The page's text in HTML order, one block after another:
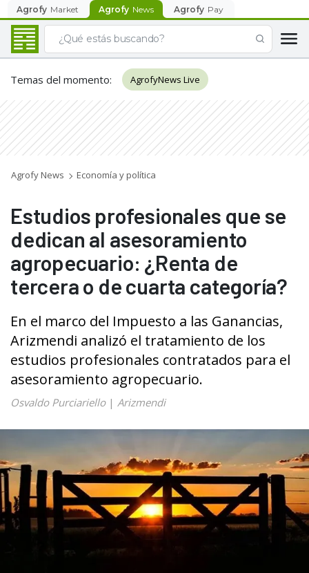
Agrofy Market Agrofy News Agrofy Pay
Temas del momento: AgrofyNews Live
Agrofy News Economía y política
Estudios profesionales que se
dedican al asesoramiento
agropecuario: ¿Renta de
tercera o de cuarta categoría?
En el marco del Impuesto a las Ganancias,
Arizmendi analizó el tratamiento de los
estudios profesionales contratados para el
asesoramiento agropecuario.
Osvaldo Purciariello| Arizmendi